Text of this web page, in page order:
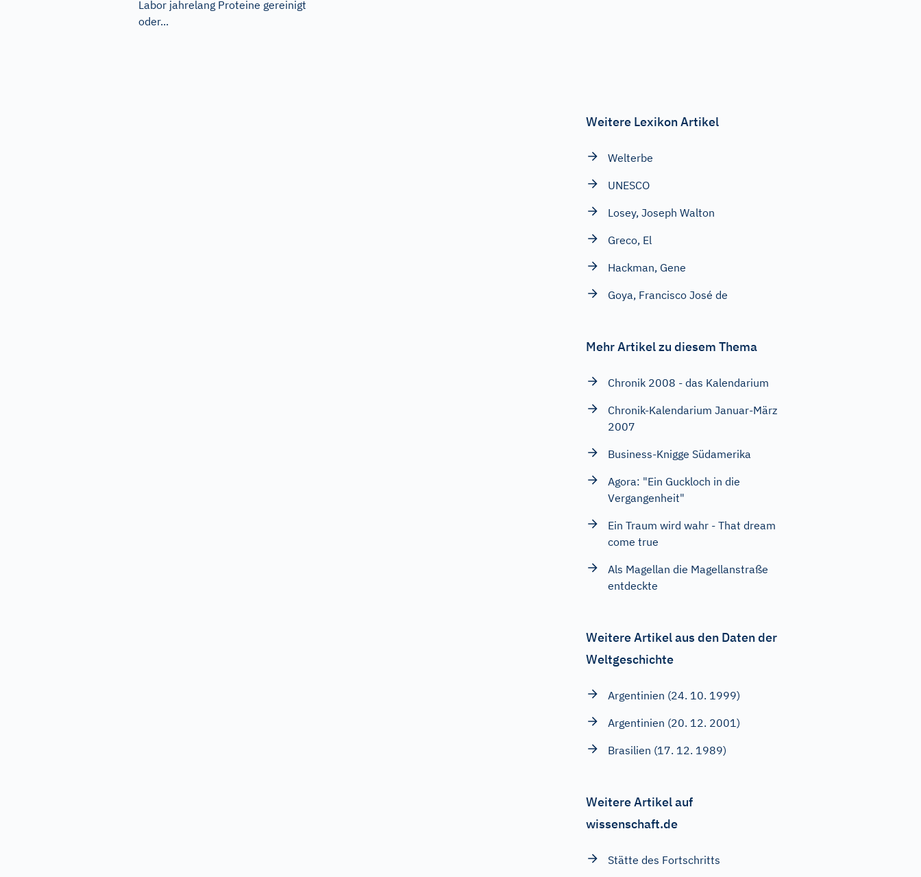
Labor jahrelang Proteine gereinigt
oder...
Weitere Lexikon Artikel
Welterbe
UNESCO
Losey, Joseph Walton
Greco, El
Hackman, Gene
Goya, Francisco José de
Mehr Artikel zu diesem Thema
Chronik 2008 - das Kalendarium
Chronik-Kalendarium Januar-März
2007
Business-Knigge Südamerika
Agora: "Ein Guckloch in die
Vergangenheit"
Ein Traum wird wahr - That dream
come true
Als Magellan die Magellanstraße
entdeckte
Weitere Artikel aus den Daten der
Weltgeschichte
Argentinien (24. 10. 1999)
Argentinien (20. 12. 2001)
Brasilien (17. 12. 1989)
Weitere Artikel auf
wissenschaft.de
Stätte des Fortschritts